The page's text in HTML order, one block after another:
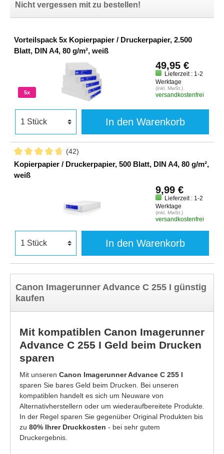
Nicht vergessen mit zu bestellen!
Vorteilspack 5x Kopierpapier / Druckerpapier, 2.500
Blatt, DIN A4, 80 g/m², weiß
5x
49,95 €
Lieferzeit : 1-2
Werktage
(inkl. MwSt.)
versandkostenfrei
In den Warenkorb
(42)
Kopierpapier / Druckerpapier, 500 Blatt, DIN A4, 80 g/m²,
weiß
9,99 €
Lieferzeit : 1-2
Werktage
(inkl. MwSt.)
versandkostenfrei
In den Warenkorb
Canon Imagerunner Advance C 255 I günstig
kaufen
Mit kompatiblen Canon Imagerunner
Advance C 255 I Geld beim Drucken
sparen
Mit unseren Canon Imagerunner Advance C 255 I
sparen Sie bares Geld beim Drucken. Bei unseren
kompatiblen handelt es sich um Neuware von
Alternativherstellern oder um wiederaufbereitete Produkte.
In der Regel sparen Sie gegenüber Original Produkten bis
zu 80% Ihrer Druckkosten - bei sehr gutem
Druckergebnis.